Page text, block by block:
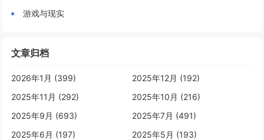
游戏与现实
文章归档
2026年1月 (399)
2025年12月 (192)
2025年11月 (292)
2025年10月 (216)
2025年9月 (693)
2025年7月 (491)
2025年6月 (197)
2025年5月 (193)